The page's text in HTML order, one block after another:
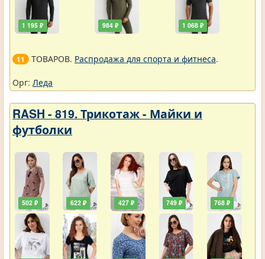
1 195 ₽ 984 ₽ 1 068 ₽
11 ТОВАРОВ. Распродажа для спорта и фитнеса.
Орг: Леда
RASH - 819. Трикотаж - Майки и
футболки
502 ₽ 622 ₽ 427 ₽ 749 ₽ 768 ₽